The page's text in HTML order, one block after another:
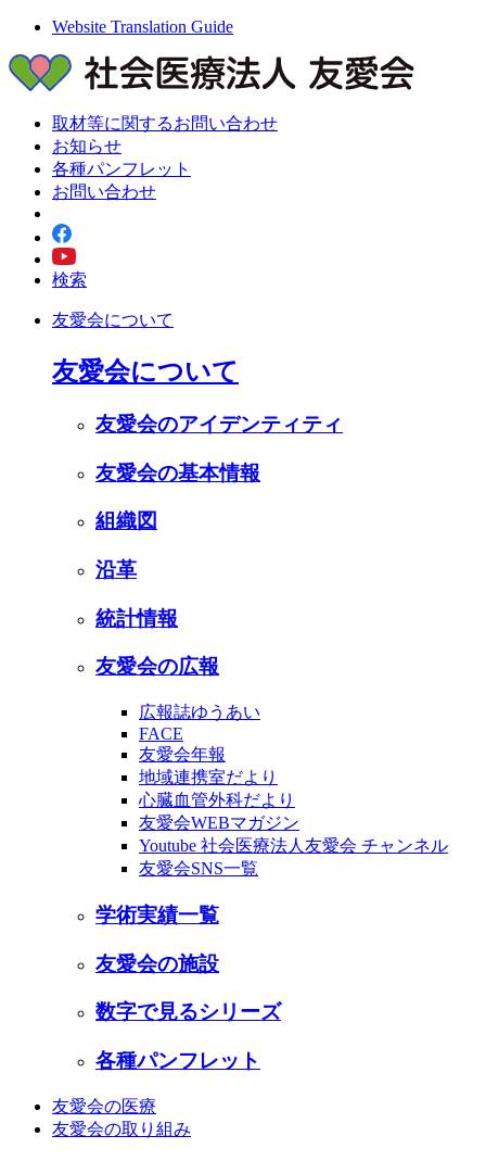
Website Translation Guide
取材等に関するお問い合わせ
お知らせ
各種パンフレット
お問い合わせ
検索
友愛会について
友愛会について
友愛会のアイデンティティ
友愛会の基本情報
組織図
沿革
統計情報
友愛会の広報
広報誌ゆうあい
FACE
友愛会年報
地域連携室だより
心臓血管外科だより
友愛会WEBマガジン
Youtube 社会医療法人友愛会 チャンネル
友愛会SNS一覧
学術実績一覧
友愛会の施設
数字で見るシリーズ
各種パンフレット
友愛会の医療
友愛会の取り組み